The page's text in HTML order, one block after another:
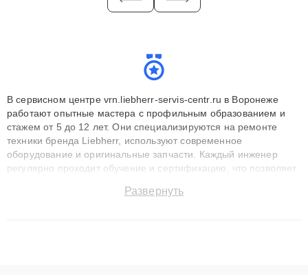
В сервисном центре vrn.liebherr-servis-centr.ru в Воронеже
работают опытные мастера с профильным образованием и
стажем от 5 до 12 лет. Они специализируются на ремонте
техники бренда Liebherr, используют современное
оборудование и оригинальные запчасти. Каждый инженер
регулярно проходит обучение и сертификацию, что позволяет
технику с сохранением гарантии до 3 лет. Наши мастера
Развернуть